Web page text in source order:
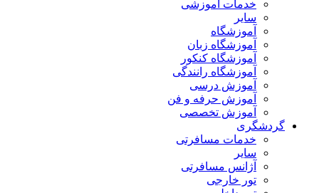
خدمات آموزشی
سایر
آموزشگاه
آموزشگاه زبان
آموزشگاه کنکور
آموزشگاه رانندگی
آموزش درسی
آموزش حرفه و فن
آموزش تخصصی
گردشگری
خدمات مسافرتی
سایر
آژانس مسافرتی
تور خارجی